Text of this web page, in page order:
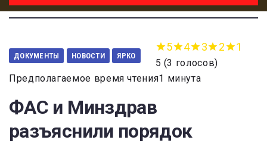
ДОКУМЕНТЫ НОВОСТИ ЯРКО
5 4 3 2 1
5 (3 голосов)
Предполагаемое время чтения1 минута
ФАС и Минздрав
разъяснили порядок